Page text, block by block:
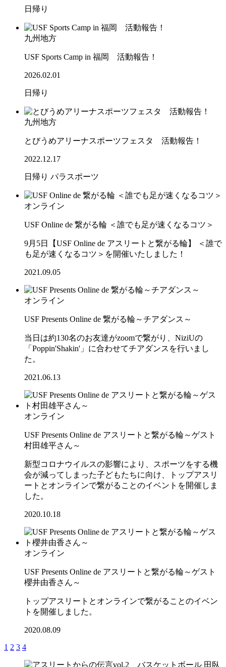
日帰り
九州地方
USF Sports Camp in 福岡 活動報告！
2026.02.01
日帰り
九州地方
とびうめアリーナスポーツフェスタ 活動報告！
2022.12.17
日帰り パラスポーツ
オンライン
USF Online de 繋がる輪 ＜誰でも足が速くなるコツ＞
9月5日【USF Online de アスリートと繋がる輪】 ＜誰で
も足が速くなるコツ＞を開催いたしました！
2021.09.05
オンライン
USF Presents Online de 繋がる輪～チアダンス～
当日は約130名のお友達がzoomで繋がり、NiziUの
「Poppin'Shakin'」に合わせてチアダンスを行いまし
た。
2021.06.13
オンライン
USF Presents Online de アスリートと繋がる輪～ゲスト
村田雄平さん～
新型コロナウイルスの影響により、スポーツをする機
会が減ってしまった子どもたちに向け、トップアスリ
ートとオンラインで繋がることのイベントを開催しま
した。
2020.10.18
オンライン
USF Presents Online de アスリートと繋がる輪～ゲスト
櫻井由香さん～
トップアスリートとオンラインで繋がることのイベン
トを開催しました。
2020.08.09
1 2 3 4